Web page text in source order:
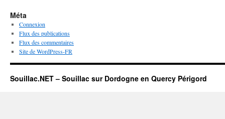
Méta
Connexion
Flux des publications
Flux des commentaires
Site de WordPress-FR
Souillac.NET – Souillac sur Dordogne en Quercy Périgord